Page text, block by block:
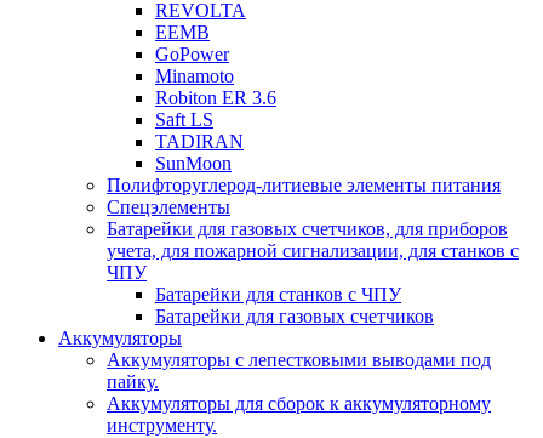
REVOLTA
EEMB
GoPower
Minamoto
Robiton ER 3.6
Saft LS
TADIRAN
SunMoon
Полифторуглерод-литиевые элементы питания
Спецэлементы
Батарейки для газовых счетчиков, для приборов
учета, для пожарной сигнализации, для станков с
ЧПУ
Батарейки для станков с ЧПУ
Батарейки для газовых счетчиков
Аккумуляторы
Аккумуляторы с лепестковыми выводами под
пайку.
Аккумуляторы для сборок к аккумуляторному
инструменту.